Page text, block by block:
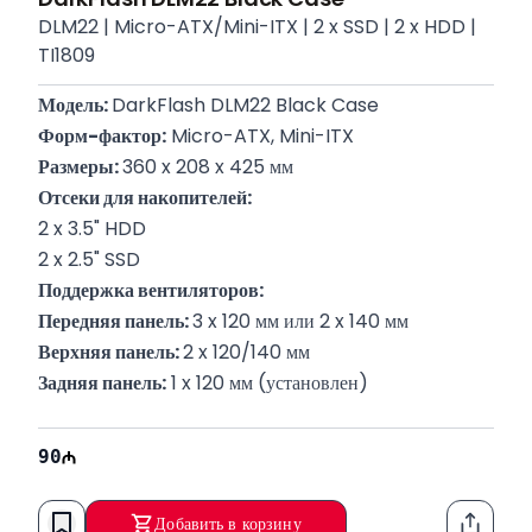
DLM22 | Micro-ATX/Mini-ITX | 2 x SSD | 2 x HDD |
TI1809
Модель: DarkFlash DLM22 Black Case
Форм-фактор: Micro-ATX, Mini-ITX
Размеры: 360 x 208 x 425 мм
Отсеки для накопителей:
2 x 3.5" HDD
2 x 2.5" SSD
Поддержка вентиляторов:
Передняя панель: 3 x 120 мм или 2 x 140 мм
Верхняя панель: 2 x 120/140 мм
Задняя панель: 1 x 120 мм (установлен)
сзади)
Максимальная высота кулера процессора:
160 мм
90
Добавить в корзину